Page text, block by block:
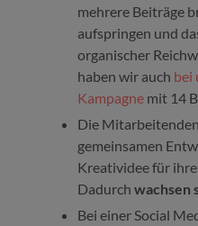
mehrere Beiträge
aufspringen und
organischer
haben wir auch bei
Kampagnemit 14
Die
gemeinsamen
Kreatividee für
Dadurch wachsen
Bei einer Social